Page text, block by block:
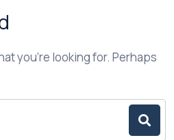
you’re looking for. Perhaps